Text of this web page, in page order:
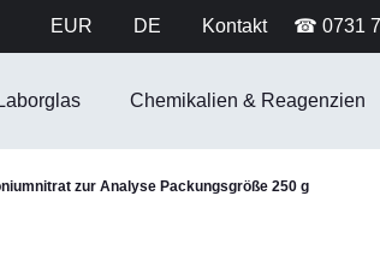
EUR DE Kontakt ☎ 0731
Chemikalien & Reagenzien
zur Analyse Packungsgröße 250 g